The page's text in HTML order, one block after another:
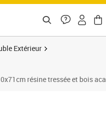
Extérieur
résine tressée et bois